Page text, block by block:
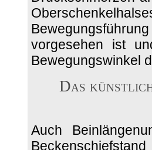
vorgesehen ist
Bewegungswinkel
Das
Auch